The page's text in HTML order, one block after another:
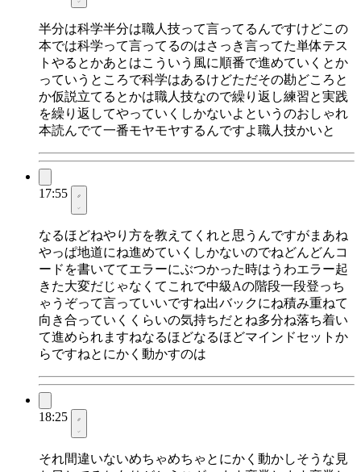
半分は科学半分は職人技って言ってるんですけどこの
本では科学って言ってるのはさっき言ってた単体テス
トやるとかあとはこういう風に順番で進めていくとか
っていうところで科学はあるけどただその勘どころと
か仮説立てるとかは職人技なので繰り返し練習と実践
を繰り返してやっていくしかないよというのおしゃれ
本読んでて一番モヤモヤするんですよ職人技かいと
17:55
なるほどねやり方を教えてくれと思うんですがまあね
やっぱ地道にね進めていくしかないのでねどんどんコ
ードを書いててエラーにぶつかった時はうわエラー起
きた大変だじゃなくてこれで中級Aの階段一段登っち
ゃうぞって言っていいですね出バックにね積み重ねて
向き合っていくくらいの気持ちだとね多分ね落ち着い
て進められますねなるほどなるほどマインドセットか
らですねとにかく動かすのは
18:25
それ間違いないめちゃめちゃとにかく動かしそうな見